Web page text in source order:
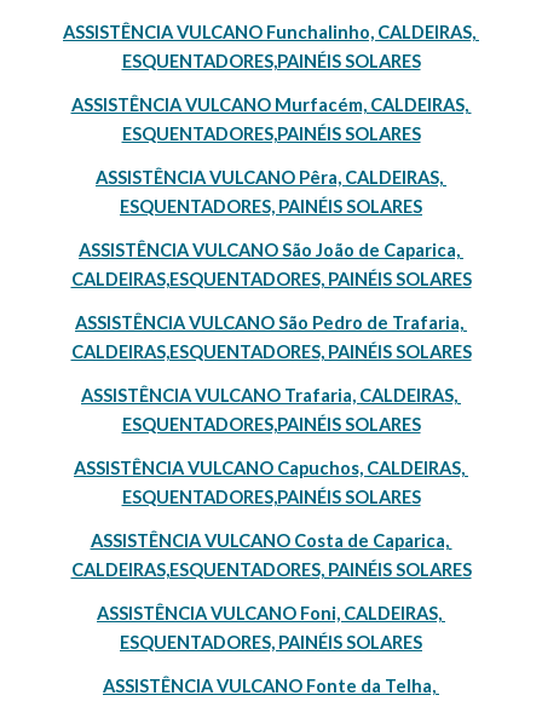
ASSISTÊNCIA VULCANO Funchalinho, CALDEIRAS,
ESQUENTADORES,PAINÉIS SOLARES
ASSISTÊNCIA VULCANO Murfacém, CALDEIRAS,
ESQUENTADORES,PAINÉIS SOLARES
ASSISTÊNCIA VULCANO Pêra, CALDEIRAS,
ESQUENTADORES, PAINÉIS SOLARES
ASSISTÊNCIA VULCANO São João de Caparica,
CALDEIRAS,ESQUENTADORES, PAINÉIS SOLARES
ASSISTÊNCIA VULCANO São Pedro de Trafaria,
CALDEIRAS,ESQUENTADORES, PAINÉIS SOLARES
ASSISTÊNCIA VULCANO Trafaria, CALDEIRAS,
ESQUENTADORES,PAINÉIS SOLARES
ASSISTÊNCIA VULCANO Capuchos, CALDEIRAS,
ESQUENTADORES,PAINÉIS SOLARES
ASSISTÊNCIA VULCANO Costa de Caparica,
CALDEIRAS,ESQUENTADORES, PAINÉIS SOLARES
ASSISTÊNCIA VULCANO Foni, CALDEIRAS,
ESQUENTADORES, PAINÉIS SOLARES
ASSISTÊNCIA VULCANO Fonte da Telha,